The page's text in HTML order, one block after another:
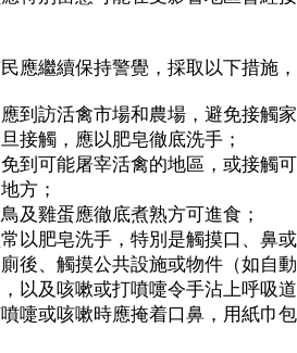
繼續保持警覺，採取以下措施，
到訪活禽市場和農場，避免接觸
接觸，應以肥皂徹底洗手；
到可能屠宰活禽的地區，或接觸
方；
及雞蛋應徹底煮熟方可進食；
以肥皂洗手，特別是觸摸口、鼻
後、觸摸公共設施或物件（如自
以及咳嗽或打噴嚏令手沾上呼吸
嚏或咳嗽時應掩着口鼻，用紙巾